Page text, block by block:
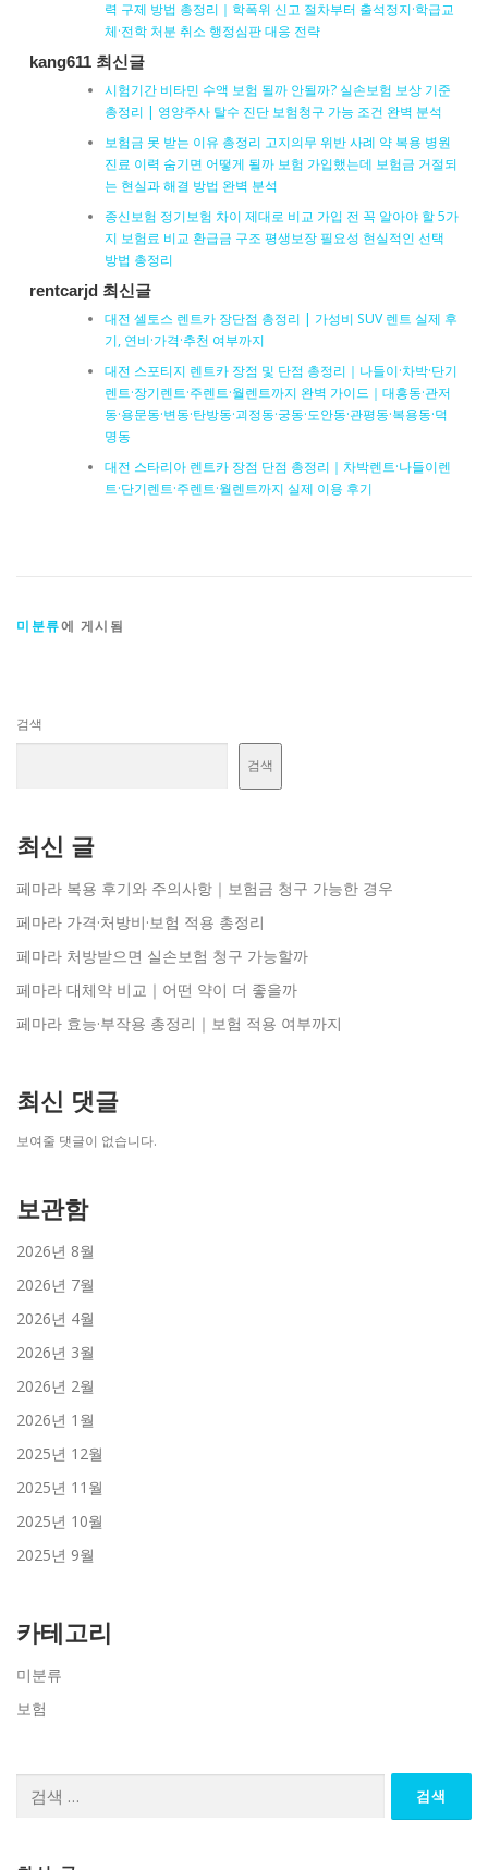
력 구제 방법 총정리｜학폭위 신고 절차부터 출석정지·학급교
체·전학 처분 취소 행정심판 대응 전략
kang611 최신글
시험기간 비타민 수액 보험 될까 안될까? 실손보험 보상 기준
총정리 | 영양주사 탈수 진단 보험청구 가능 조건 완벽 분석
보험금 못 받는 이유 총정리 고지의무 위반 사례 약 복용 병원
진료 이력 숨기면 어떻게 될까 보험 가입했는데 보험금 거절되
는 현실과 해결 방법 완벽 분석
종신보험 정기보험 차이 제대로 비교 가입 전 꼭 알아야 할 5가
지 보험료 비교 환급금 구조 평생보장 필요성 현실적인 선택
방법 총정리
rentcarjd 최신글
대전 셀토스 렌트카 장단점 총정리 | 가성비 SUV 렌트 실제 후
기, 연비·가격·추천 여부까지
대전 스포티지 렌트카 장점 및 단점 총정리｜나들이·차박·단기
렌트·장기렌트·주렌트·월렌트까지 완벽 가이드｜대흥동·관저
동·용문동·변동·탄방동·괴정동·궁동·도안동·관평동·복용동·덕
명동
대전 스타리아 렌트카 장점 단점 총정리｜차박렌트·나들이렌
트·단기렌트·주렌트·월렌트까지 실제 이용 후기
미분류에 게시됨
검색
검색
최신 글
페마라 복용 후기와 주의사항｜보험금 청구 가능한 경우
페마라 가격·처방비·보험 적용 총정리
페마라 처방받으면 실손보험 청구 가능할까
페마라 대체약 비교｜어떤 약이 더 좋을까
페마라 효능·부작용 총정리｜보험 적용 여부까지
최신 댓글
보여줄 댓글이 없습니다.
보관함
2026년 8월
2026년 7월
2026년 4월
2026년 3월
2026년 2월
2026년 1월
2025년 12월
2025년 11월
2025년 10월
2025년 9월
카테고리
미분류
보험